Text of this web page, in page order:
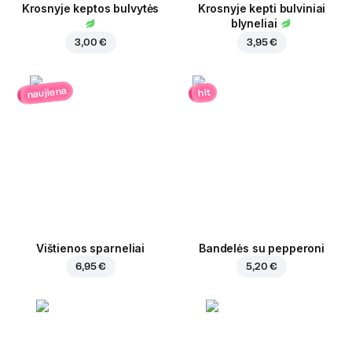
Krosnyje keptos bulvytės
3,00 €
Krosnyje kepti bulviniai
blyneliai
3,95 €
naujiena
Vištienos sparneliai
6,95 €
hit
Bandelės su pepperoni
5,20 €